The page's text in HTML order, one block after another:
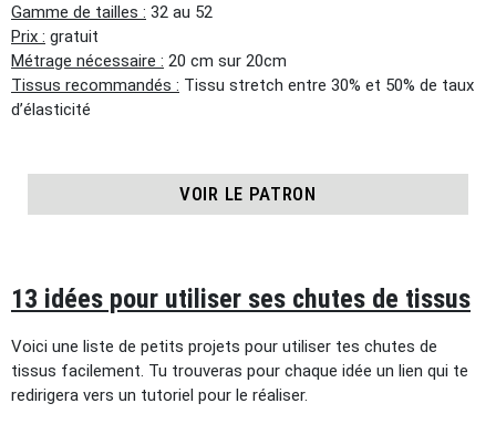
Gamme de tailles : 32 au 52
Prix : gratuit
Métrage nécessaire : 20 cm sur 20cm
Tissus recommandés : Tissu stretch entre 30% et 50% de taux
d’élasticité
VOIR LE PATRON
13 idées pour utiliser ses chutes de tissus
Voici une liste de petits projets pour utiliser tes chutes de
tissus facilement. Tu trouveras pour chaque idée un lien qui te
redirigera vers un tutoriel pour le réaliser.